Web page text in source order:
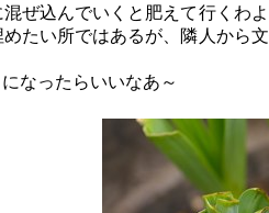
ぜ込んでいくと肥えて行く
たい所ではあるが、隣人から
なったらいいなあ～